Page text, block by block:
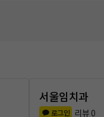
서울임치과
로그인 리뷰 0